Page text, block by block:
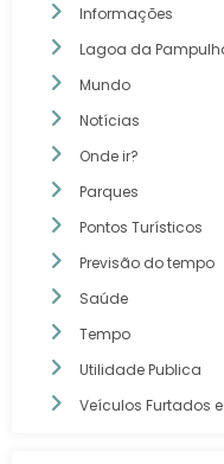
Informações
Lagoa da
Mundo
Notícias
Onde ir?
Parques
Pontos Turísticos
Previsão do tempo
Saúde
Tempo
Utilidade Publica
Veículos Furtados